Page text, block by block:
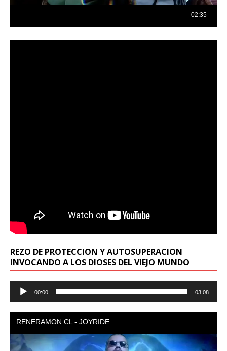
REZO DE PROTECCION Y AUTOSUPERACION
INVOCANDO A LOS DIOSES DEL VIEJO MUNDO
Reproductor
00:00 03:08